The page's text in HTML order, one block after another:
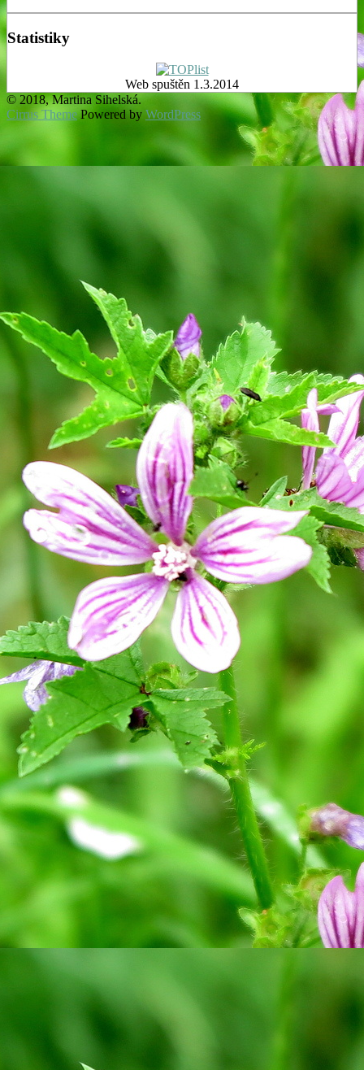
Statistiky
Web spuštěn 1.3.2014
© 2018, Martina Sihelská.
Cirrus ThemePowered by WordPress